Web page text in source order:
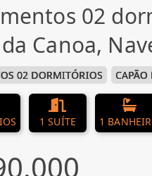
02
Canoa,
02 DORMITÓRIOS CAPÃO
1 SUÍTE 1